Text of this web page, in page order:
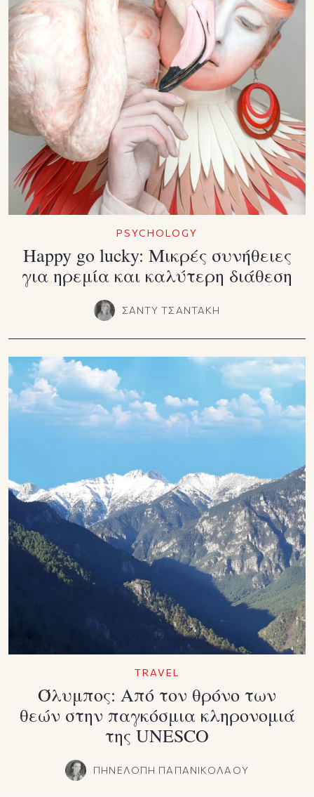
PSYCHOLOGY
Happy go lucky: Μικρές συνήθειες
για ηρεμία και καλύτερη διάθεση
ΣΑΝΤΥ ΤΣΑΝΤΑΚΗ
TRAVEL
Όλυμπος: Από τον θρόνο των
θεών στην παγκόσμια κληρονομιά
της UNESCO
ΠΗΝΕΛΟΠΗ ΠΑΠΑΝΙΚΟΛΑΟΥ